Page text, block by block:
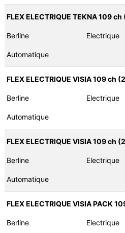
FLEX ELECTRIQUE TEKNA 109
Berline Electrique
Automatique
FLEX ELECTRIQUE VISIA 109 ch
Berline Electrique
Automatique
FLEX ELECTRIQUE VISIA 109 ch
Berline Electrique
Automatique
FLEX ELECTRIQUE VISIA PACK
Berline Electrique